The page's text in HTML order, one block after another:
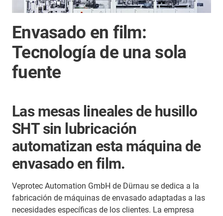
Envasado en film:
Tecnología de una sola
fuente
Las mesas lineales de husillo
SHT sin lubricación
automatizan esta máquina de
envasado en film.
Veprotec Automation GmbH de Dürnau se dedica a la
fabricación de máquinas de envasado adaptadas a las
necesidades específicas de los clientes. La empresa